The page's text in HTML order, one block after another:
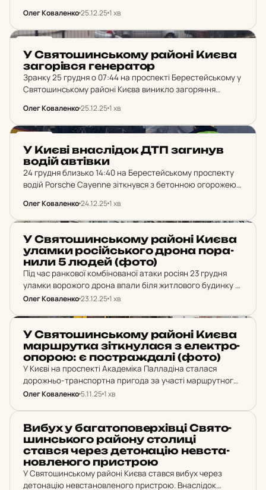
Олег Коваленко25.12.251 хв
У Свя­то­шин­сько­му районі Києва
за­го­рів­ся ге­не­ра­тор
Зранку 25 грудня о 07:44 на проспекті Берестейському у
Святошинському районі Києва виникло загоряння
будинку. Пожежу ліквідували близько 8 години ранку на
площі 5…
Олег Коваленко25.12.251 хв
У Києві внас­лі­док ДТП за­ги­нув
водій ав­тів­ки
24 грудня близько 14:40 на Берестейському проспекту
водій Porsche Cayenne зіткнувся з бетонною огорожею,
чоловік загинув від отриманих тілесних ушкоджень.
Олег Коваленко24.12.251 хв
У Свя­то­шин­сько­му районі Києва
уламки ро­сій­сько­го дрона по­ра­
ни­ли 5 людей (фото)
Під час ранкової комбінованої атаки росіян 23 грудня
уламки ворожого дрона впали біля житлового будинку у
Святошинському районі. Постраждали 5 осіб,
Олег Коваленко23.12.251 хв
У Свя­то­шин­сько­му районі Києва
мар­шрут­ка зіт­кну­ла­ся з елек­тро­
о­по­рою: є пос­траж­да­лі (фото)
У Києві на проспекті Академіка Палладіна сталася
дорожньо-транспортна пригода за участі маршрутного
автобуса МАЗ, внаслідок якої щонайменше п'ятеро
Олег Коваленко5.11.251 хв
НОВИНИ
Вибух у ба­га­то­по­вер­хів­ці Свя­то­
шин­сько­го району сто­ли­ці
стався через де­то­на­цію не­в­ста­
нов­ле­но­го прис­трою
У Святошинському районі Києва стався вибух через
детонацію невстановленого пристрою. Внаслідок